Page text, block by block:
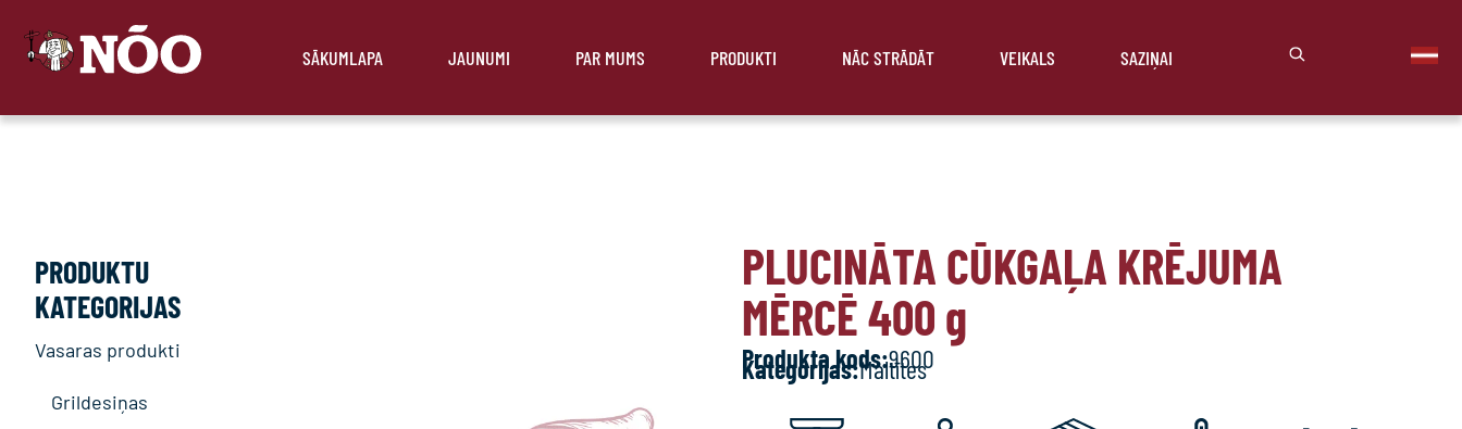
SĀKUMLAPA JAUNUMI PAR MUMS PRODUKTI NĀC STRĀDĀT VEIKALS SAZIŅAI
PRODUKTU
KATEGORIJAS
Vasaras produkti
Grildesiņas
PLUCINĀTA CŪKGAĻA KRĒJUMA
MĒRCĒ 400 g
Produkta kods:9600
Kategorijas:Maltītes